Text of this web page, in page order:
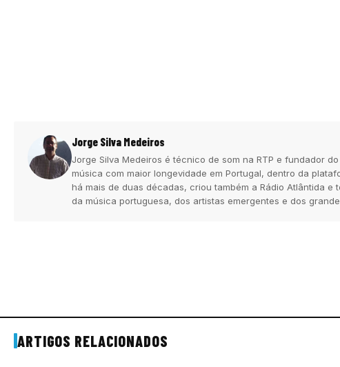
Jorge Silva Medeiros
Jorge Silva Medeiros é técnico de som na RTP e fundador
música com maior longevidade em Portugal, dentro da
há mais de duas décadas, criou também a Rádio Atlântida
da música portuguesa, dos artistas emergentes e dos
ARTIGOS RELACIONADOS